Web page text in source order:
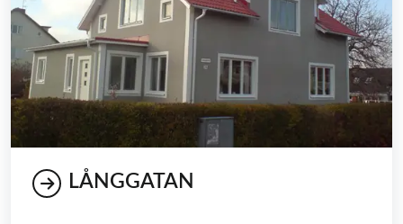
LÅNGGATAN